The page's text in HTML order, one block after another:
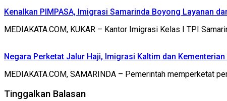
Kenalkan PIMPASA, Imigrasi Samarinda Boyong Layanan
MEDIAKATA.COM, KUKAR – Kantor Imigrasi Kelas I TPI
Negara Perketat Jalur Haji, Imigrasi Kaltim dan
MEDIAKATA.COM, SAMARINDA – Pemerintah memperketat
Tinggalkan Balasan